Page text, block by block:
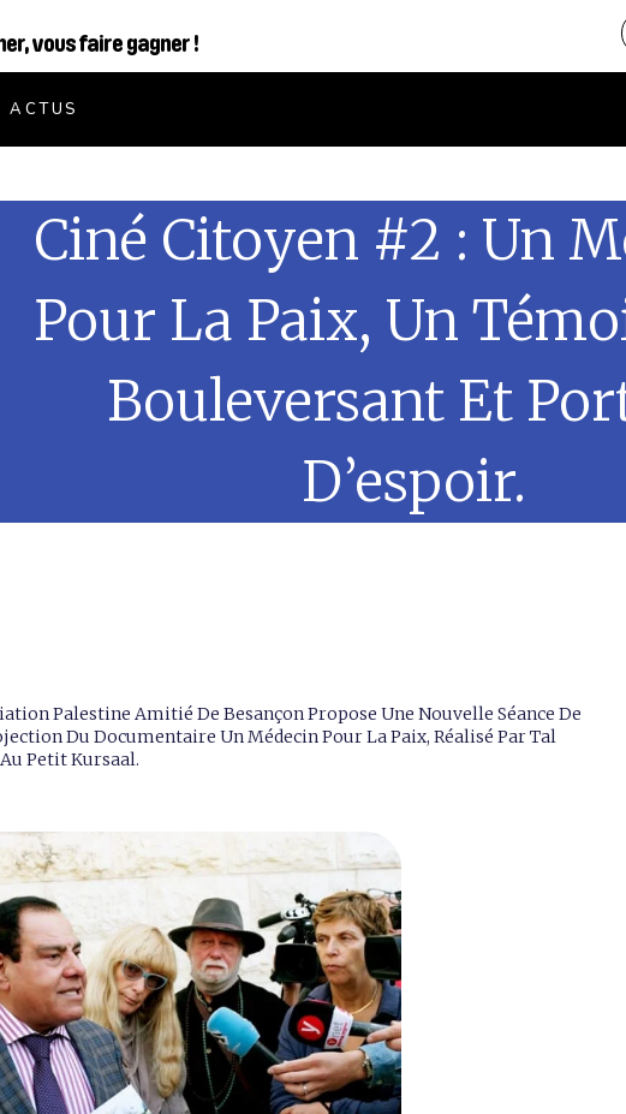
vous faire gagner !
ACTUS
Ciné Citoyen #2 : Un
Pour La Paix, Un
Bouleversant Et
D’espoir.
Palestine Amitié De Besançon Propose Une Nouvelle Séance De
Du Documentaire Un Médecin Pour La Paix, Réalisé Par Tal
Petit Kursaal.